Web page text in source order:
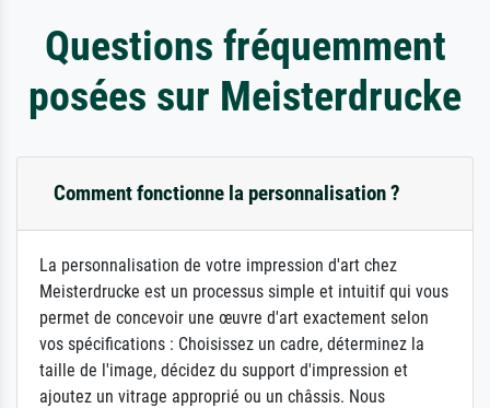
Questions fréquemment
posées sur Meisterdrucke
Comment fonctionne la personnalisation ?
La personnalisation de votre impression d'art chez
Meisterdrucke est un processus simple et intuitif qui vous
permet de concevoir une œuvre d'art exactement selon
vos spécifications : Choisissez un cadre, déterminez la
taille de l'image, décidez du support d'impression et
ajoutez un vitrage approprié ou un châssis. Nous